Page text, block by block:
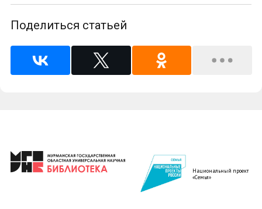
Поделиться статьей
Национальный проект
«Семья»